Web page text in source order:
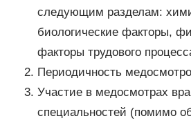
следующим разделам:
биологические факторы,
факторы трудового
Периодичность
Участие в медосмотрах
специальностей (помимо